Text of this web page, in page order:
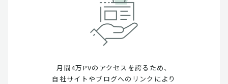
月間4万PVのアクセスを誇るため、
自社サイトやブログへのリンクにより